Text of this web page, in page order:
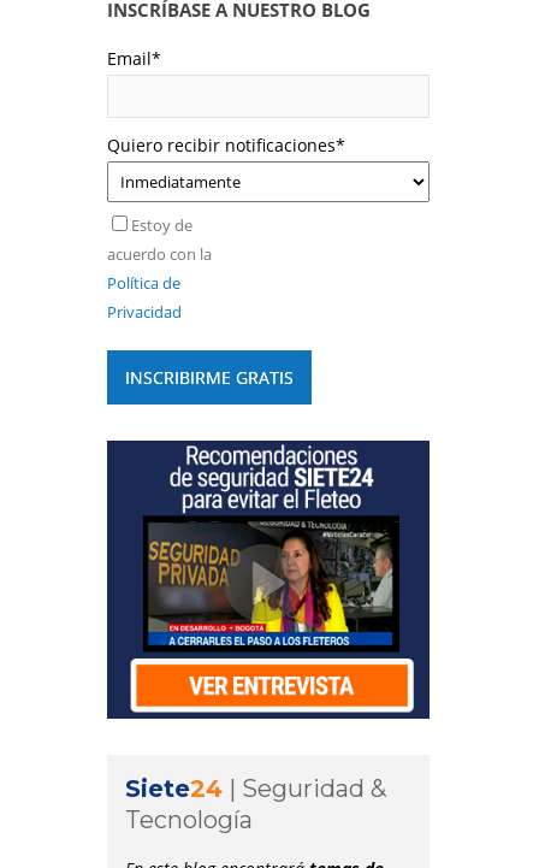
INSCRÍBASE A NUESTRO BLOG
Email*
Quiero recibir notificaciones*
Estoy de
acuerdo con la
Política de
Privacidad
Siete24
Seguridad &
Tecnología